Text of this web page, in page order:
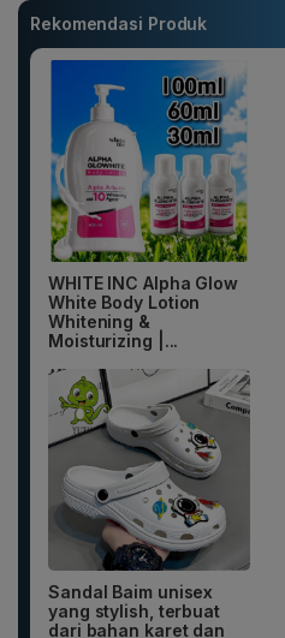
Rekomendasi Produk
WHITE INC Alpha Glow
White Body Lotion
Whitening &
Moisturizing |...
Sandal Baim unisex
yang stylish, terbuat
dari bahan karet dan